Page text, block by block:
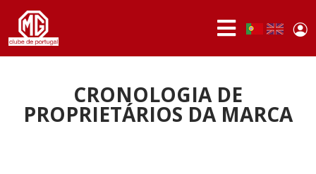
Portuguese,
English
SÓCIOS
CRONOLOGIA DE
PROPRIETÁRIOS DA MARCA